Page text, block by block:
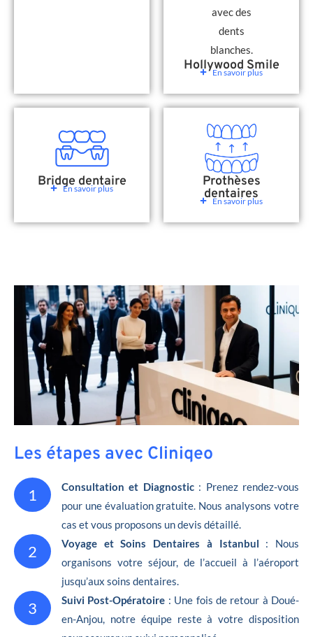
Hollywood Smile
En savoir plus
Bridge dentaire
En savoir plus Prothèses
dentaires
En savoir plus
Les étapes avec Cliniqeo
1 Consultation et Diagnostic: Prenez rendez-vous
pour une évaluation gratuite. Nous analysons votre
cas et vous proposons un devis détaillé.
2 Voyage et Soins Dentaires à Istanbul : Nous
organisons votre séjour, de l’accueil à l’aéroport
jusqu’aux soins dentaires.
3 Suivi Post-Opératoire : Une fois de retour à Doué-
en-Anjou, notre équipe reste à votre disposition